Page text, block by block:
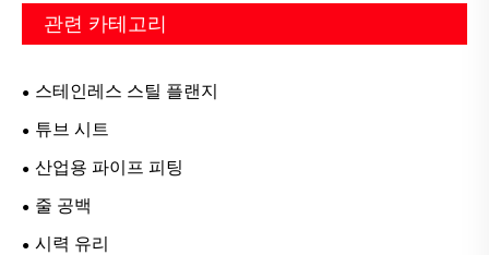
관련 카테고리
스테인레스 스틸 플랜지
튜브 시트
산업용 파이프 피팅
줄 공백
시력 유리